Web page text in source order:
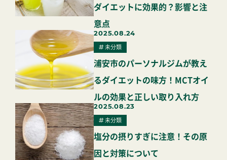
ダイエットに効果的？影響と注
意点
2025.08.24
未分類
浦安市のパーソナルジムが教え
るダイエットの味方！MCTオイ
ルの効果と正しい取り入れ方
2025.08.23
未分類
塩分の摂りすぎに注意！その原
因と対策について